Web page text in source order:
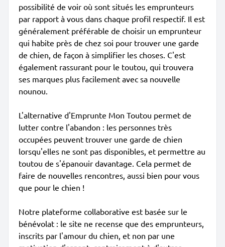
possibilité de voir où sont situés les emprunteurs
par rapport à vous dans chaque profil respectif. Il est
généralement préférable de choisir un emprunteur
qui habite près de chez soi pour trouver une garde
de chien, de façon à simplifier les choses. C'est
également rassurant pour le toutou, qui trouvera
ses marques plus facilement avec sa nouvelle
nounou.
L'alternative d'Emprunte Mon Toutou permet de
lutter contre l'abandon : les personnes très
occupées peuvent trouver une garde de chien
lorsqu'elles ne sont pas disponibles, et permettre au
toutou de s'épanouir davantage. Cela permet de
faire de nouvelles rencontres, aussi bien pour vous
que pour le chien !
Notre plateforme collaborative est basée sur le
bénévolat : le site ne recense que des emprunteurs,
inscrits par l'amour du chien, et non par une